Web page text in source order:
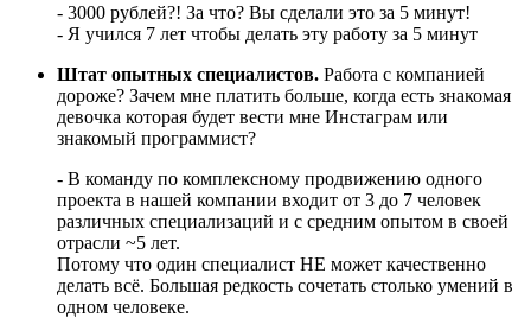
- 3000 рублей?! За что? Вы сделали это за 5 минут!
- Я учился 7 лет чтобы делать эту работу за 5 минут
Штат опытных специалистов. Работа с компанией
дороже? Зачем мне платить больше, когда есть знакомая
девочка которая будет вести мне Инстаграм или
знакомый программист?
- В команду по комплексному продвижению одного
проекта в нашей компании входит от 3 до 7 человек
различных специализаций и с средним опытом в своей
отрасли ~5 лет.
Потому что один специалист НЕ может качественно
делать всё. Большая редкость сочетать столько умений в
одном человеке.